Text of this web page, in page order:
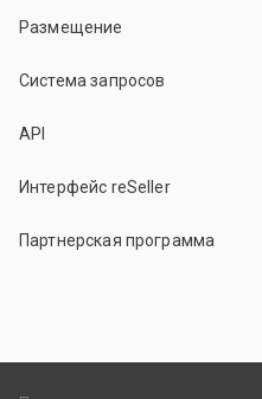
Размещение
Система запросов
API
Интерфейс reSeller
Партнерская программа